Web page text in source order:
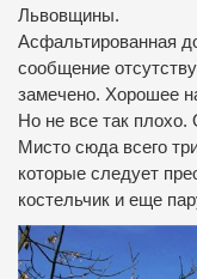
Львовщины.
Асфальтированная
сообщение
замечено. Хорошее
Но не все так плохо.
Мисто сюда всего
которые следует
костельчик и еще